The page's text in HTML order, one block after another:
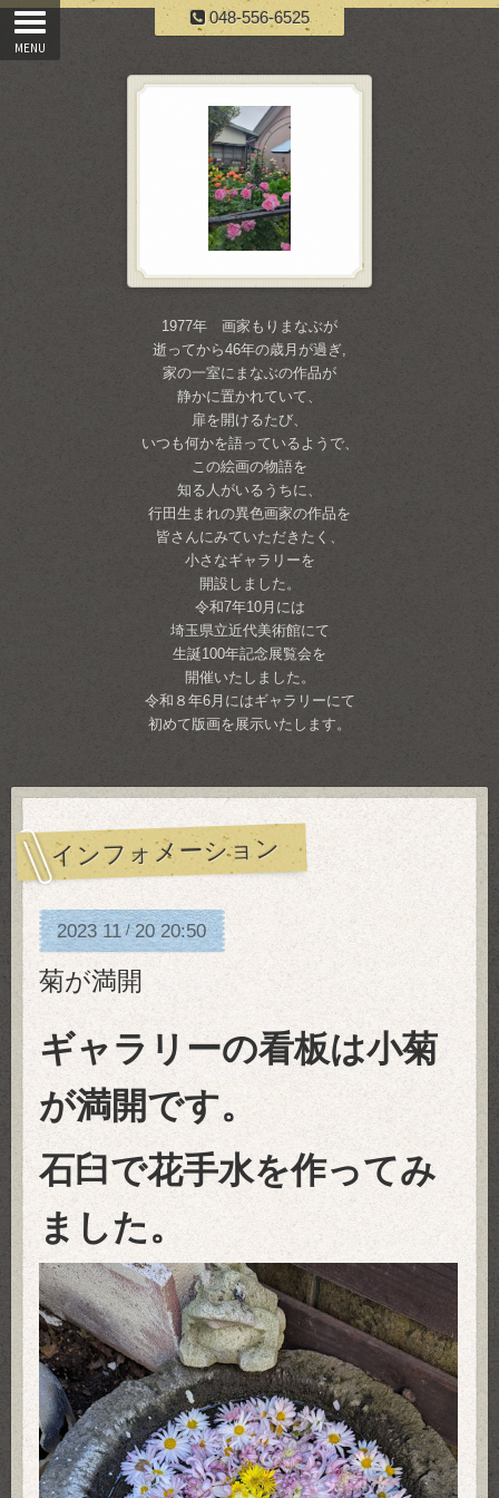
048-556-6525
1977年 画家もりまなぶが
逝ってから46年の歳月が過ぎ,
家の一室にまなぶの作品が
静かに置かれていて、
扉を開けるたび、
いつも何かを語っているようで、
この絵画の物語を
知る人がいるうちに、
行田生まれの異色画家の作品を
皆さんにみていただきたく、
小さなギャラリーを
開設しました。
令和7年10月には
埼玉県立近代美術館にて
生誕100年記念展覧会を
開催いたしました。
令和８年6月にはギャラリーにて
初めて版画を展示いたします。
インフォメーション
2023 11/20 20:50
菊が満開
ギャラリーの看板は小菊
が満開です。
石臼で花手水を作ってみ
ました。